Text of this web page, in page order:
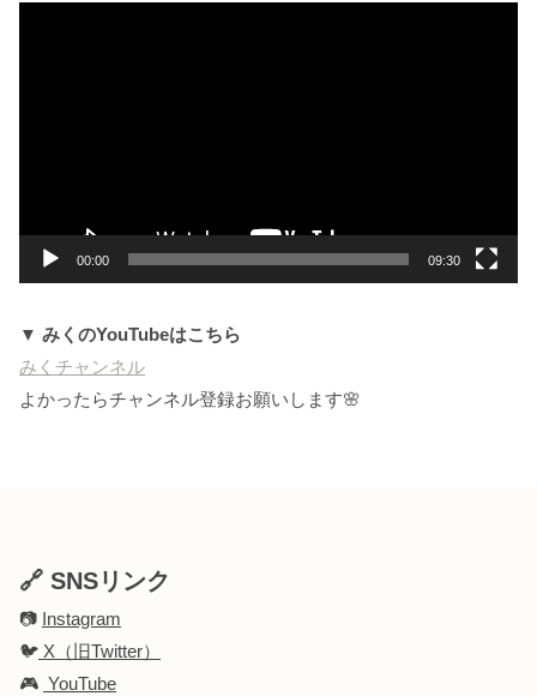
00:00 09:30
▼ みくのYouTubeはこちら
みくチャンネル
よかったらチャンネル登録お願いします🌸
🔗 SNSリンク
📷 Instagram
🐦 X（旧Twitter）
🎮 YouTube